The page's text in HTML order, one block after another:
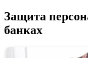
Защита
банках